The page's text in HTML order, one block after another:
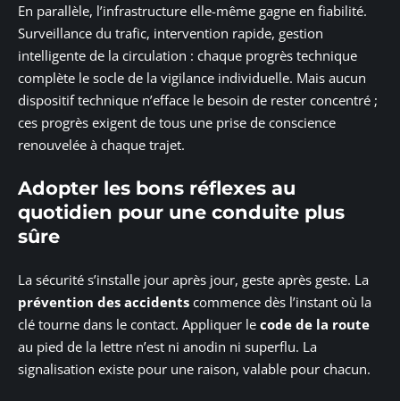
En parallèle, l’infrastructure elle-même gagne en fiabilité.
Surveillance du trafic, intervention rapide, gestion
intelligente de la circulation : chaque progrès technique
complète le socle de la vigilance individuelle. Mais aucun
dispositif technique n’efface le besoin de rester concentré ;
ces progrès exigent de tous une prise de conscience
renouvelée à chaque trajet.
Adopter les bons réflexes au
quotidien pour une conduite plus
sûre
La sécurité s’installe jour après jour, geste après geste. La
prévention des accidents commence dès l’instant où la
clé tourne dans le contact. Appliquer le code de la route
au pied de la lettre n’est ni anodin ni superflu. La
signalisation existe pour une raison, valable pour chacun.